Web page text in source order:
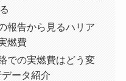
報告から見るハリア
燃費
での実燃費はどう変
ータ紹介